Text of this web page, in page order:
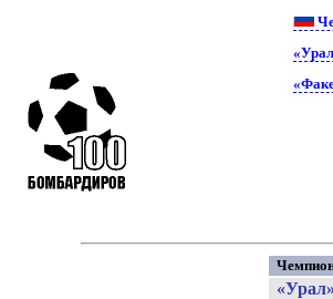
«Урал»